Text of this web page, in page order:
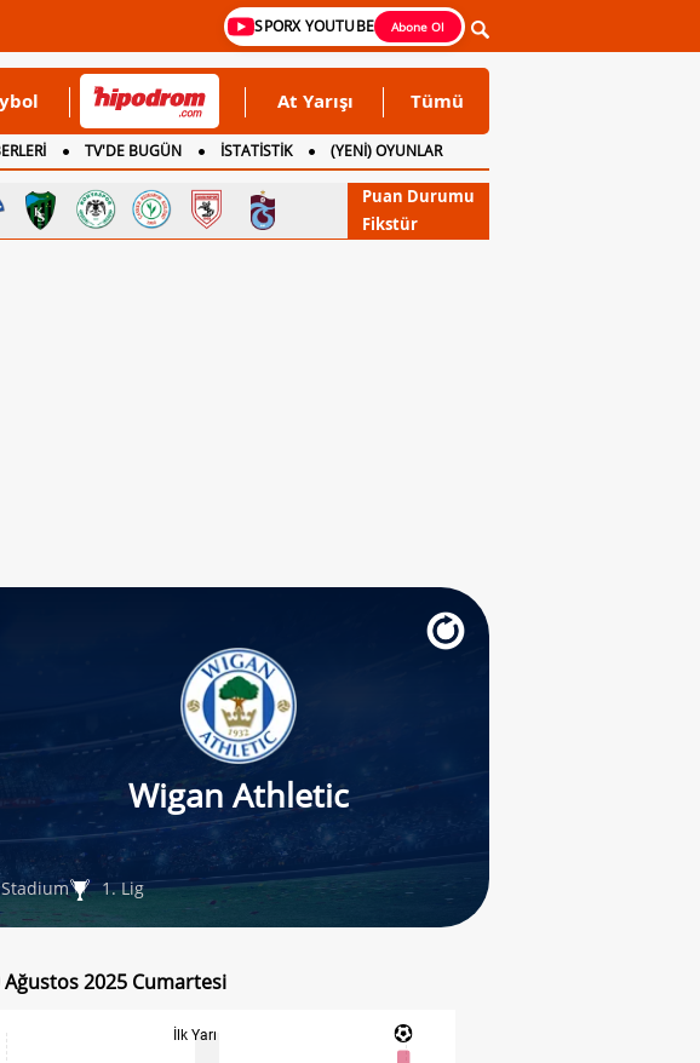
SPORX YOUTUBE Abone Ol
At Yarışı Tümü
TV'DE BUGÜN İSTATİSTİK
(YENİ) OYUNLAR
Puan Durumu
Fikstür
Wigan Athletic
1. Lig
2025 Cumartesi
İlk Yarı